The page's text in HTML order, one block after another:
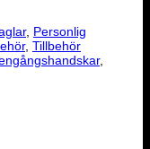
, Personlig
, Tillbehör
,